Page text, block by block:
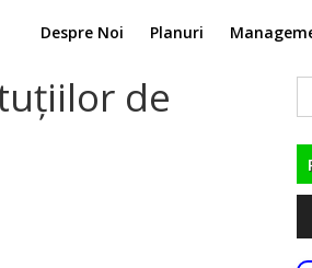
Despre Noi Planuri
de